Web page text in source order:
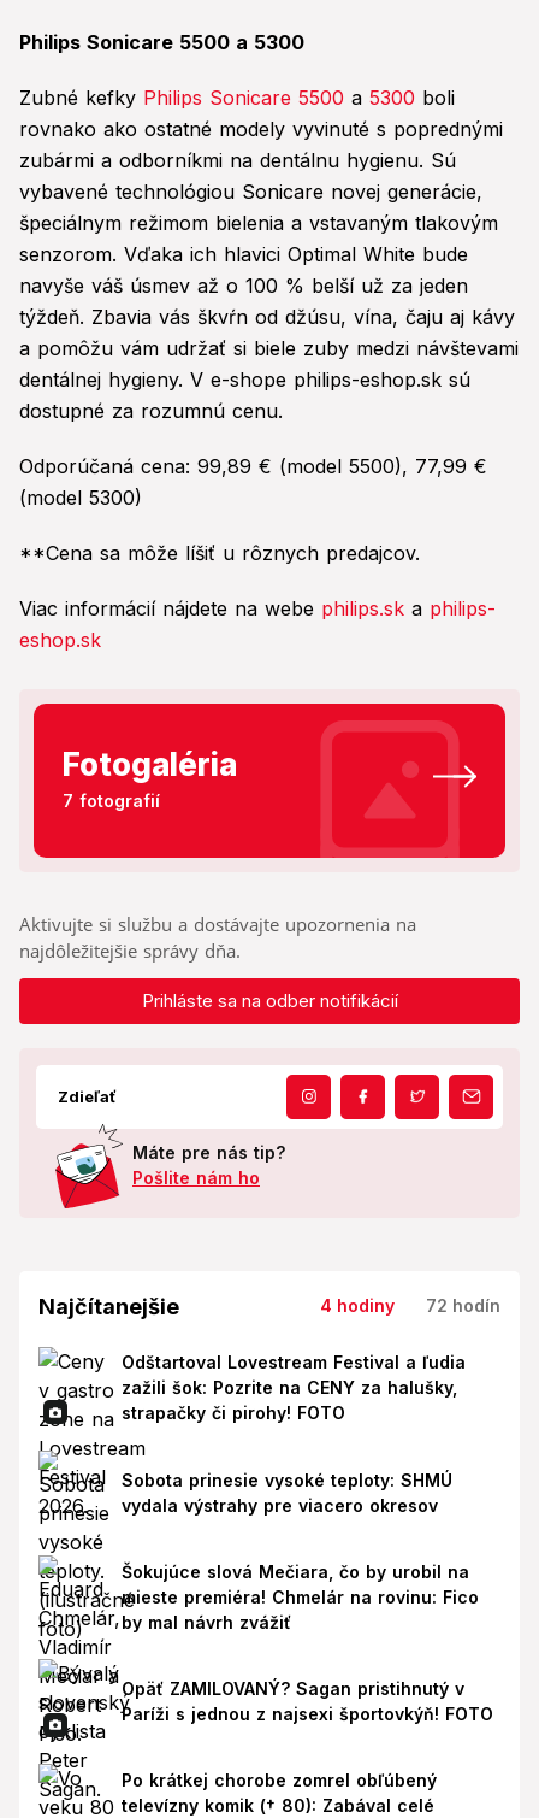
Philips Sonicare 5500 a 5300
Zubné kefky Philips Sonicare 5500 a 5300 boli
rovnako ako ostatné modely vyvinuté s poprednými
zubármi a odborníkmi na dentálnu hygienu. Sú
vybavené technológiou Sonicare novej generácie,
špeciálnym režimom bielenia a vstavaným tlakovým
senzorom. Vďaka ich hlavici Optimal White bude
navyše váš úsmev až o 100 % belší už za jeden
týždeň. Zbavia vás škvŕn od džúsu, vína, čaju aj kávy
a pomôžu vám udržať si biele zuby medzi návštevami
dentálnej hygieny. V e-shope philips-eshop.sk sú
dostupné za rozumnú cenu.
Odporúčaná cena: 99,89 € (model 5500), 77,99 €
(model 5300)
**Cena sa môže líšiť u rôznych predajcov.
Viac informácií nájdete na webe philips.sk a philips-
eshop.sk
Fotogaléria
7 fotografií
Aktivujte si službu a dostávajte upozornenia na
najdôležitejšie správy dňa.
Prihláste sa na odber notifikácií
Zdieľať
Máte pre nás tip?
Pošlite nám ho
Najčítanejšie 4 hodiny 72 hodín
Odštartoval Lovestream Festival a ľudia
zažili šok: Pozrite na CENY za halušky,
strapačky či pirohy! FOTO
Sobota prinesie vysoké teploty: SHMÚ
vydala výstrahy pre viacero okresov
Šokujúce slová Mečiara, čo by urobil na
mieste premiéra! Chmelár na rovinu: Fico
by mal návrh zvážiť
Opäť ZAMILOVANÝ? Sagan pristihnutý v
Paríži s jednou z najsexi športovkýň! FOTO
Po krátkej chorobe zomrel obľúbený
televízny komik († 80): Zabával celé